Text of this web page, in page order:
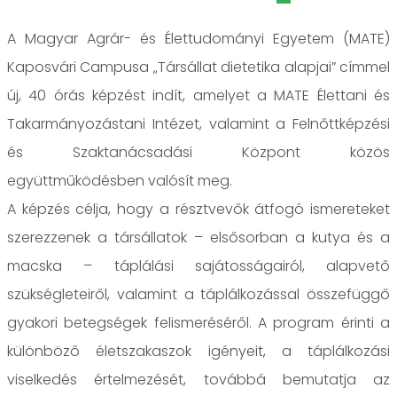
A Magyar Agrár- és Élettudományi Egyetem (MATE)
Kaposvári Campusa „Társállat dietetika alapjai” címmel
új, 40 órás képzést indít, amelyet a MATE Élettani és
Takarmányozástani Intézet, valamint a Felnőttképzési
és Szaktanácsadási Központ közös
együttműködésben valósít meg.
A képzés célja, hogy a résztvevők átfogó ismereteket
szerezzenek a társállatok – elsősorban a kutya és a
macska – táplálási sajátosságairól, alapvető
szükségleteiről, valamint a táplálkozással összefüggő
gyakori betegségek felismeréséről. A program érinti a
különböző életszakaszok igényeit, a táplálkozási
viselkedés értelmezését, továbbá bemutatja az